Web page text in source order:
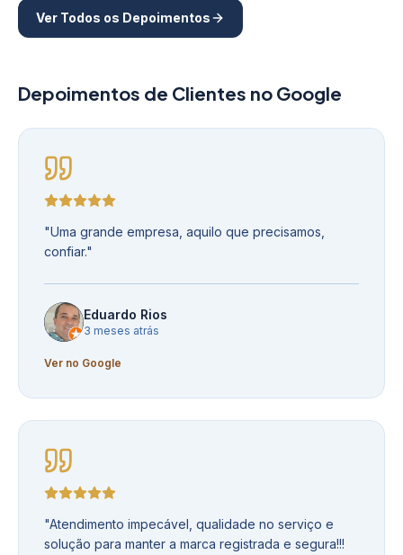
Ver Todos os Depoimentos
Depoimentos de Clientes no Google
"Uma grande empresa, aquilo que precisamos,
confiar."
Eduardo Rios
3 meses atrás
Ver no Google
"Atendimento impecável, qualidade no serviço e
solução para manter a marca registrada e segura!!!